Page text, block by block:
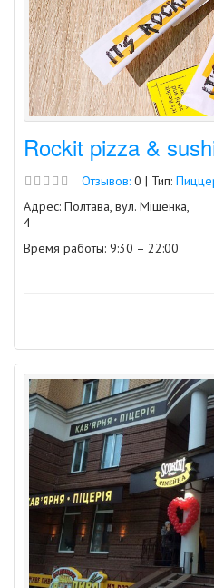
Rockit pizza &
Отзывов: 0 | Тип:
Адрес: Полтава, вул. Міщенка,
4
Время работы: 9:30 – 22:00